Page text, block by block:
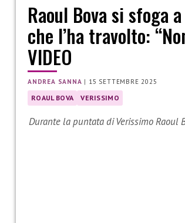
Raoul Bova si sfoga
che l’ha travolto:
VIDEO
ANDREA SANNA | 15 SETTEMBRE 2025
ROAUL BOVA VERISSIMO
Durante la puntata di Verissimo Raoul